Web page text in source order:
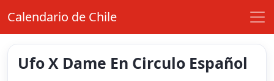
Calendario de Chile
Ufo X Dame En Circulo Español